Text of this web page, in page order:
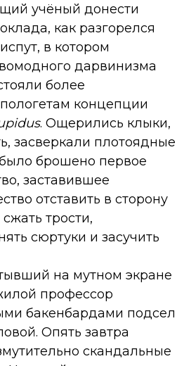
учёный донести
как разгорелся
в котором
дарвинизма
более
концепции
. Ощерились клыки,
засверкали плотоядные
брошено первое
заставившее
отставить в сторону
трости,
сюртуки и засучить
на мутном экране
профессор
бакенбардами подсел
Опять завтра
скандальные